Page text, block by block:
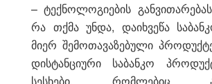
– ტექნოლოგიების
რა თქმა უნდა, დაიხვეწა
მიერ შემოთავაზებული
დისტანციური საბანკო